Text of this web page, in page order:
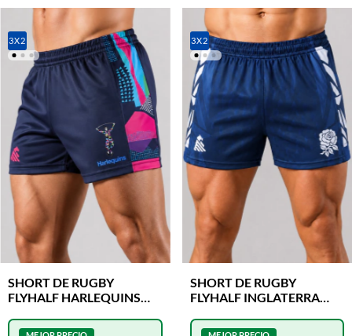
3X2
SHORT DE RUGBY
FLYHALF HARLEQUINS
3X2
SHORT DE RUGBY
FLYHALF INGLATERRA